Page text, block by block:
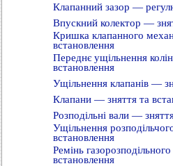
Клапанний зазор —
Впускний колектор —
Кришка клапанного
встановлення
Переднє ущільнення
встановлення
Ущільнення клапанів —
Клапани — зняття та
Розподільні вали —
Ущільнення
встановлення
Ремінь
встановлення